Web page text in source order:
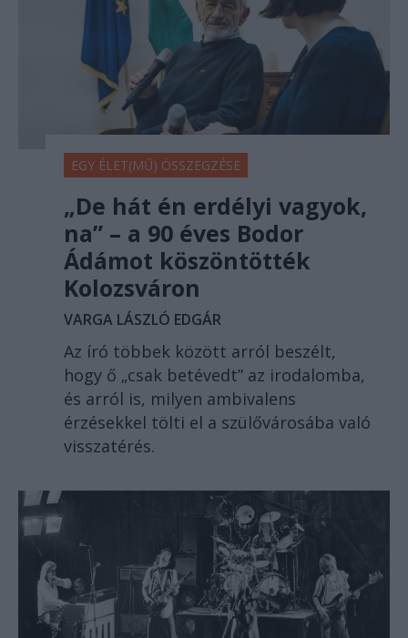
EGY ÉLET(MŰ) ÖSSZEGZÉSE
„De hát én erdélyi vagyok,
na” – a 90 éves Bodor
Ádámot köszöntötték
Kolozsváron
VARGA LÁSZLÓ EDGÁR
Az író többek között arról beszélt,
hogy ő „csak betévedt” az irodalomba,
és arról is, milyen ambivalens
érzésekkel tölti el a szülővárosába való
visszatérés.